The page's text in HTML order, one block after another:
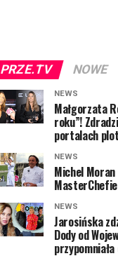
PRZE.TV NOWE
NEWS
Małgorzata
roku”!
portalach
NEWS
Michel
NEWS
Jarosińska
Dody od